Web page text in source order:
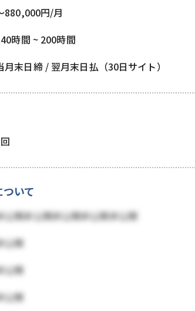
880,000円/月
時間 ~ 200時間
月末日締 / 翌月末日払（30日サイト）
いて
公開非公開非公開非公開非公開
公開
公開
公開